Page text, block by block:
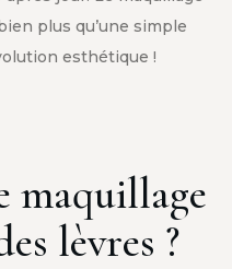
plus qu’une simple
esthétique !
maquillage
lèvres ?